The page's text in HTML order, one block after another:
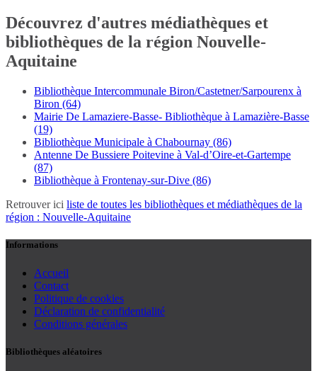
Découvrez d'autres médiathèques et
bibliothèques de la région Nouvelle-
Aquitaine
Bibliothèque Intercommunale Biron/Castetner/Sarpourenx à
Biron (64)
Mairie De Lamaziere-Basse- Bibliothèque à Lamazière-Basse
(19)
Bibliothèque Municipale à Chabournay (86)
Antenne De Bussiere Poitevine à Val-d’Oire-et-Gartempe
(87)
Bibliothèque à Frontenay-sur-Dive (86)
Retrouver ici liste de toutes les bibliothèques et médiathèques de la
région : Nouvelle-Aquitaine
Informations
Accueil
Contact
Politique de cookies
Déclaration de confidentialité
Conditions générales
Bibliothèques aléatoires